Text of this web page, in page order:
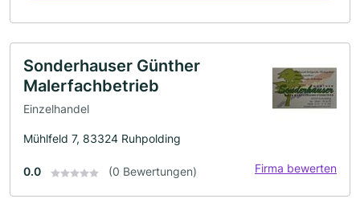
Sonderhauser Günther
Malerfachbetrieb
Einzelhandel
Mühlfeld 7, 83324 Ruhpolding
0.0 (0 Bewertungen) Firma bewerten